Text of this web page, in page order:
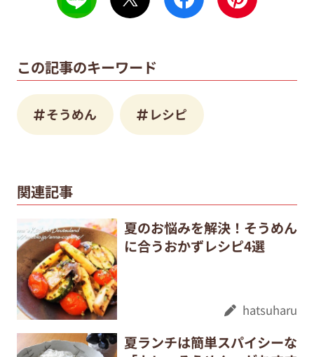
この記事のキーワード
そうめん レシピ
関連記事
夏のお悩みを解決！そうめん
に合うおかずレシピ4選
hatsuharu
夏ランチは簡単スパイシーな